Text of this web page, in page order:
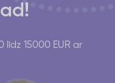
līdz 15000 EUR ar